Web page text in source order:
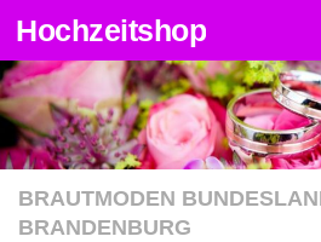
Zum Inhalt springen
Hochzeitshop
BRAUTMODEN
BRANDENBURG